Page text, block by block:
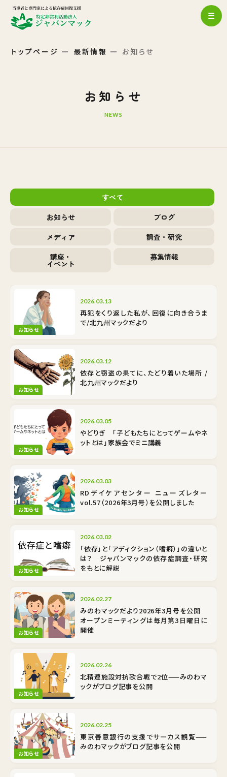
トップページ 最新情報 お知らせ
お知らせ
NEWS
すべて
お知らせ
ブログ
メディア
調査・研究
講座・
イベント
募集情報
お知らせ
2026.03.13
再犯をくり返した私が、回復に向き合うま
で/北九州マックだより
お知らせ
2026.03.12
依存と窃盗の果てに、たどり着いた場所 /
北九州マックだより
お知らせ
2026.03.05
やどりぎ 「子どもたちにとってゲームやネ
ットとは」家族会でミニ講義
お知らせ
2026.03.03
RDデイケアセンター ニューズレター
vol.57（2026年3月号）を公開しました
お知らせ
2026.03.02
「依存」と「アディクション（嗜癖）」の違いと
は？ ジャパンマックの依存症調査・研究
をもとに解説
お知らせ
2026.02.27
みのわマックだより2026年3月号を公開
オープンミーティングは毎月第3日曜日に
開催
お知らせ
2026.02.26
北精連施設対抗歌合戦で2位——みのわマ
ックがブログ記事を公開
お知らせ
2026.02.25
東京善意銀行の支援でサーカス観覧——
みのわマックがブログ記事を公開